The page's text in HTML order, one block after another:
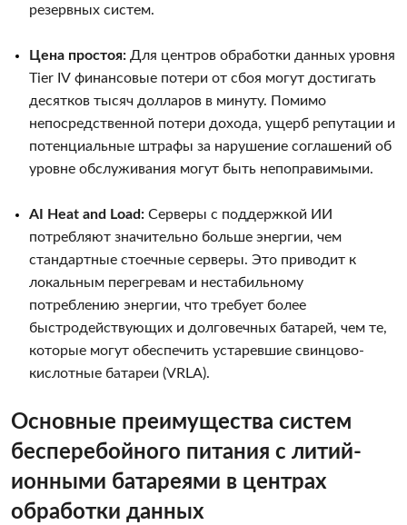
резервных систем.
Цена простоя: Для центров обработки данных уровня
Tier IV финансовые потери от сбоя могут достигать
десятков тысяч долларов в минуту. Помимо
непосредственной потери дохода, ущерб репутации и
потенциальные штрафы за нарушение соглашений об
уровне обслуживания могут быть непоправимыми.
AI Heat and Load: Серверы с поддержкой ИИ
потребляют значительно больше энергии, чем
стандартные стоечные серверы. Это приводит к
локальным перегревам и нестабильному
потреблению энергии, что требует более
быстродействующих и долговечных батарей, чем те,
которые могут обеспечить устаревшие свинцово-
кислотные батареи (VRLA).
Основные преимущества систем
бесперебойного питания с литий-
ионными батареями в центрах
обработки данных